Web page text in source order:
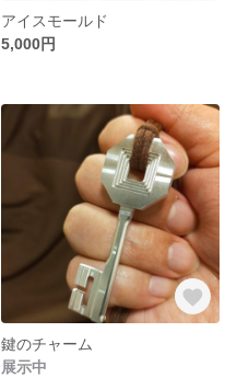
アイスモールド
5,000円
鍵のチャーム
展示中